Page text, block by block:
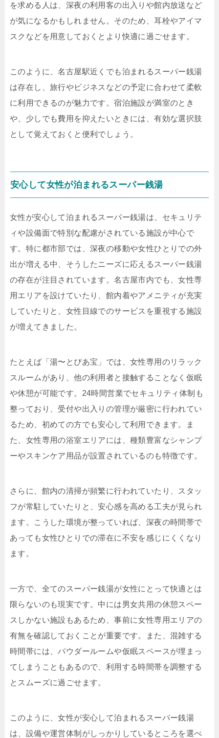
を求める人は、深夜の利用客の出入りや館内放送など
が気になるかもしれません。そのため、耳栓やアイマ
スクなどを用意しておくとより快適に過ごせます。
このように、名古屋駅近くでも泊まれるスーパー銭湯
は存在し、旅行やビジネスなどの予定に合わせて柔軟
に利用できるのが魅力です。宿泊施設が満室のとき
や、少しでも費用を抑えたいときには、有効な選択肢
として覚えておくと便利でしょう。
安心して女性が泊まれるスーパー銭湯
女性が安心して泊まれるスーパー銭湯は、セキュリテ
ィや設備面で特別な配慮がされている施設が中心で
す。特に都市部では、深夜の移動や女性ひとりでの外
出が増える中、そうしたニーズに応えるスーパー銭湯
の存在が注目されています。名古屋市内でも、女性専
用エリアを設けていたり、館内着やアメニティが充実
していたりと、女性目線でのサービスを重視する施設
が増えてきました。
たとえば「湯〜とぴあ宝」では、女性専用のリラック
スルームがあり、他の利用者と接触することなく仮眠
や休憩が可能です。24時間営業でセキュリティ体制も
整っており、受付や出入りの管理が厳密に行われてい
るため、初めての方でも安心して利用できます。ま
た、女性専用の浴室エリアには、種類豊富なシャンプ
ーやスキンケア用品が設置されているのも特徴です。
さらに、館内の清掃が頻繁に行われていたり、スタッ
フが常駐していたりと、安心感を高める工夫が見られ
ます。こうした環境が整っていれば、深夜の時間帯で
あっても女性ひとりでの滞在に不安を感じにくくなり
ます。
一方で、全てのスーパー銭湯が女性にとって快適とは
限らないのも現実です。中には男女共用の休憩スペー
スしかない施設もあるため、事前に女性専用エリアの
有無を確認しておくことが重要です。また、混雑する
時間帯には、パウダールームや仮眠スペースが埋まっ
てしまうこともあるので、利用する時間帯を調整する
とスムーズに過ごせます。
このように、女性が安心して泊まれるスーパー銭湯
は、設備や運営体制がしっかりしているところを選べ